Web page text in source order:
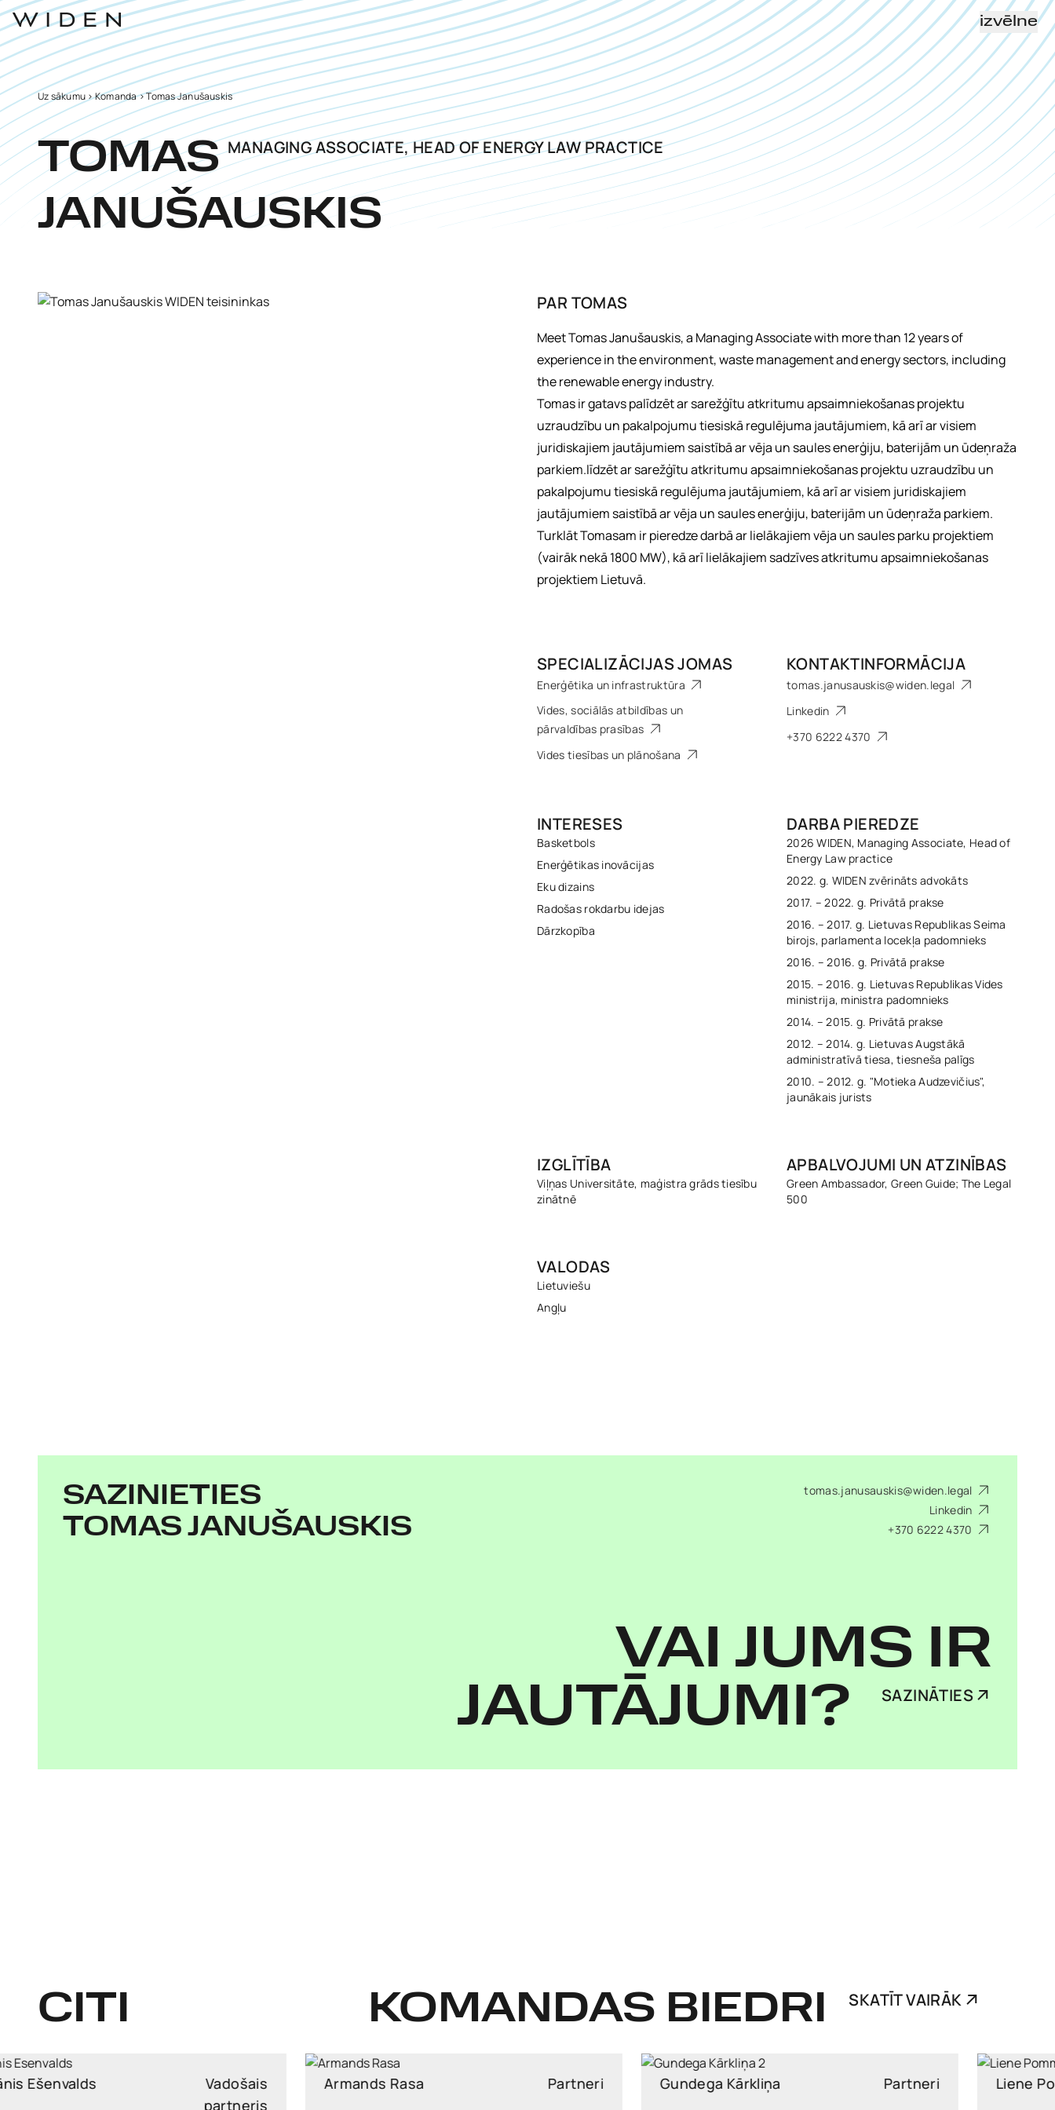
izvēlne
Uz sākumu >Komanda>Tomas Janušauskis
TOMAS MANAGING ASSOCIATE, HEAD OF ENERGY LAW PRACTICE
JANUŠAUSKIS
PAR TOMAS
Meet Tomas Janušauskis, a Managing Associate with more than 12 years of
experience in the environment, waste management and energy sectors, including
the renewable energy industry.
Tomas ir gatavs palīdzēt ar sarežģītu atkritumu apsaimniekošanas projektu
uzraudzību un pakalpojumu tiesiskā regulējuma jautājumiem, kā arī ar visiem
juridiskajiem jautājumiem saistībā ar vēja un saules enerģiju, baterijām un ūdeņraža
parkiem.līdzēt ar sarežģītu atkritumu apsaimniekošanas projektu uzraudzību un
pakalpojumu tiesiskā regulējuma jautājumiem, kā arī ar visiem juridiskajiem
jautājumiem saistībā ar vēja un saules enerģiju, baterijām un ūdeņraža parkiem.
Turklāt Tomasam ir pieredze darbā ar lielākajiem vēja un saules parku projektiem
(vairāk nekā 1800 MW), kā arī lielākajiem sadzīves atkritumu apsaimniekošanas
projektiem Lietuvā.
SPECIALIZĀCIJAS JOMAS
Enerģētika un infrastruktūra
Vides, sociālās atbildības un
pārvaldības prasības
Vides tiesības un plānošana
KONTAKTINFORMĀCIJA
tomas.janusauskis@widen.legal
Linkedin
+370 6222 4370
INTERESES
Basketbols
Enerģētikas inovācijas
Eku dizains
Radošas rokdarbu idejas
Dārzkopība
DARBA PIEREDZE
2026 WIDEN, Managing Associate, Head of
Energy Law practice
2022. g. WIDEN zvērināts advokāts
2017. – 2022. g. Privātā prakse
2016. – 2017. g. Lietuvas Republikas Seima
birojs, parlamenta locekļa padomnieks
2016. – 2016. g. Privātā prakse
2015. – 2016. g. Lietuvas Republikas Vides
ministrija, ministra padomnieks
2014. – 2015. g. Privātā prakse
2012. – 2014. g. Lietuvas Augstākā
administratīvā tiesa, tiesneša palīgs
2010. – 2012. g. "Motieka Audzevičius",
jaunākais jurists
IZGLĪTĪBA
Viļņas Universitāte, maģistra grāds tiesību
zinātnē
APBALVOJUMI UN ATZINĪBAS
Green Ambassador, Green Guide; The Legal
500
VALODAS
Lietuviešu
Angļu
SAZINIETIES
TOMAS JANUŠAUSKIS
tomas.janusauskis@widen.legal
Linkedin
+370 6222 4370
VAI JUMS IR
JAUTĀJUMI?
SAZINĀTIES
CITI KOMANDAS BIEDRI SKATĪT VAIRĀK
Armands Rasa Partneri Gundega Kārkliņa Partneri Liene Pommere Partneri